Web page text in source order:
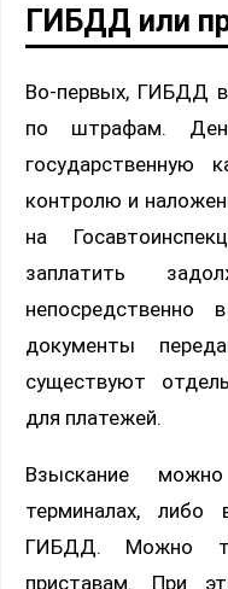
ГИБДД или
Во-первых, ГИБДД
по штрафам.
государственную
контролю и
на
заплатить
документы
существуют
для платежей.
Взыскание
терминалах, либо
ГИБДД. Можно
приставам. При